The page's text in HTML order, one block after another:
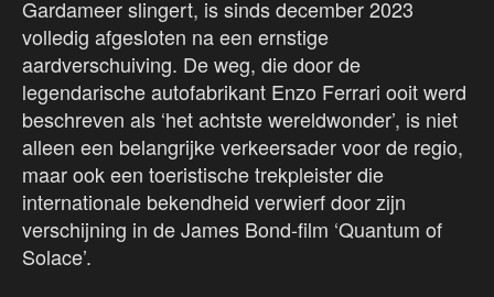
Gardameer slingert, is sinds december 2023
volledig afgesloten na een ernstige
aardverschuiving. De weg, die door de
legendarische autofabrikant Enzo Ferrari ooit werd
beschreven als ‘het achtste wereldwonder’, is niet
alleen een belangrijke verkeersader voor de regio,
maar ook een toeristische trekpleister die
internationale bekendheid verwierf door zijn
verschijning in de James Bond-film ‘Quantum of
Solace’.